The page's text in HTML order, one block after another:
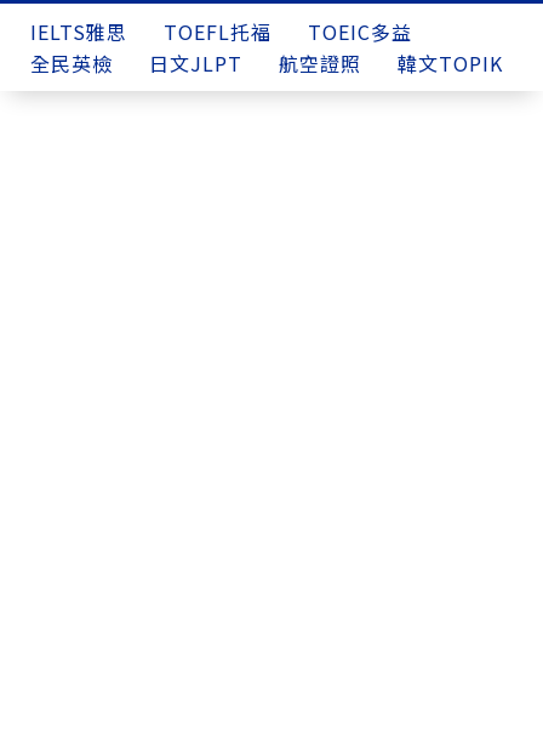
IELTS雅思 TOEFL托福
TOEIC多益
全民英檢
日文JLPT 航空證照 韓文TOPIK